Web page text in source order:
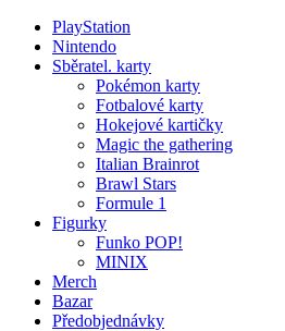
PlayStation
Nintendo
Sběratel. karty
Pokémon karty
Fotbalové karty
Hokejové kartičky
Magic the gathering
Italian Brainrot
Brawl Stars
Formule 1
Figurky
Funko POP!
MINIX
Merch
Bazar
Předobjednávky